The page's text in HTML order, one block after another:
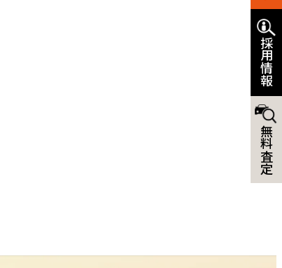
採用情報
無料査定